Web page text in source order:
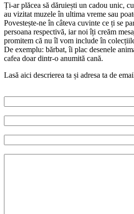
Ți-ar plăcea să dăruiești un cadou unic,
au vizitat muzele în ultima vreme sau
Povestește-ne în câteva cuvinte ce ți se
persoana respectivă, iar noi îți creăm
promitem că nu îl vom include în
De exemplu: bărbat, îi plac desenele
cafea doar dintr-o anumită cană.
Lasă aici descrierea ta și adresa ta de